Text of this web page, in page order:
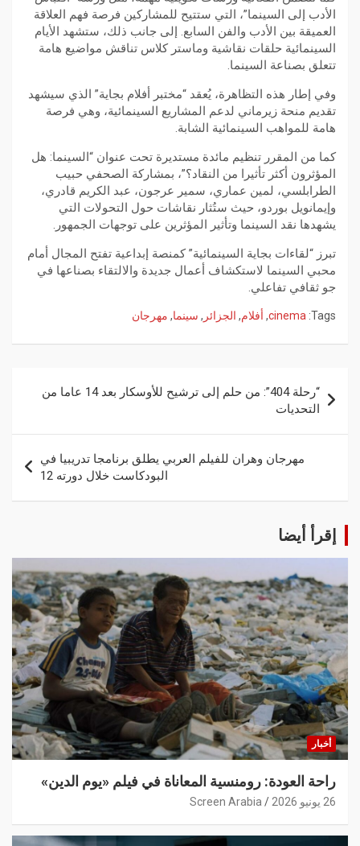
الأدب إلى السينما”، التي ستتيح للمشاركين فرصة فهم العلاقة
العميقة بين الأدب والفن السابع. إلى جانب ذلك، ستشهد الأيام
السينمائية حلقات نقاشية وماستر كلاس تناقش مواضيع هامة
تتعلق بصناعة السينما.
وفي إطار هذه التظاهرة، يُعقد “مختبر أفلام بجاية” الذي سيشهد
تقديم منحة زيرماني لدعم المشاريع السينمائية، وهي فرصة
هامة للمواهب السينمائية الشابة.
كما من المقرر تنظيم مائدة مستديرة تحت عنوان “السينما: هل
المؤثرون أكثر تأثيرا من النقاد؟”، بمشاركة الصحفي حبيب
الطرابلسي، لمين عماري، سمير عرجون، عبد الكريم قادري،
وإيمانويل بوردو، حيث ستُثار نقاشات حول التحولات التي
يشهدها نقد السينما وتأثير المؤثرين على توجهات الجمهور.
تبرز “لقاءات بجاية السينمائية” كمنصة إبداعية تفتح المجال أمام
محبي السينما لاستكشاف أعمال جديدة والالتقاء بصناعها في
جو ثقافي تفاعلي.
Tags:
cinema
, أفلام, الجزائر , سينما, مهرجان
“رحلة 404”: من حلم إلى ترشيح للأوسكار بعد 14 عاما من
التحديات
مهرجان وهران للفيلم العربي يطلق برنامجا تدريبيا في
البودكاست خلال دورته 12
إقرأ أيضا
أخبار
راحة العودة: رومنسية المعاناة في فيلم «يوم الدين»
26 يونيو 2026 Screen Arabia